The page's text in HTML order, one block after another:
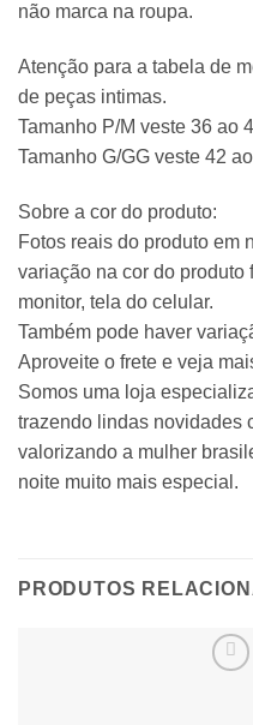
não marca na roupa.
Atenção para a tabela de
de peças intimas.
Tamanho P/M veste 36 ao
Tamanho G/GG veste 42
Sobre a cor do produto:
Fotos reais do produto em
variação na cor do
monitor, tela do celular.
Também pode haver
Aproveite o frete e veja
Somos uma loja
trazendo lindas novidades
valorizando a mulher
noite muito mais especial.
PRODUTOS